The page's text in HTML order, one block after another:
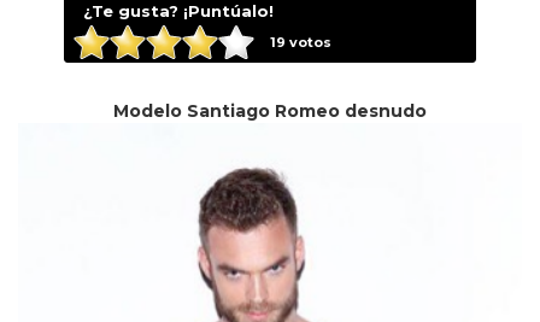
¿Te gusta? ¡Puntúalo!
19 votos
Modelo Santiago Romeo desnudo